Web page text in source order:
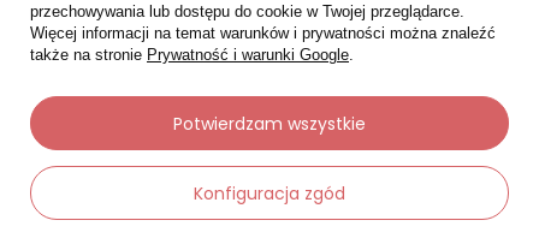
Do koszyka Do koszyka
Chwilowo niedostępny Chwilowo niedostępny
przechowywania lub dostępu do cookie w Twojej przeglądarce.
Więcej informacji na temat warunków i prywatności można znaleźć
także na stronie Prywatność i warunki Google.
Konfiguracja zgód
Potwierdzam wszystkie